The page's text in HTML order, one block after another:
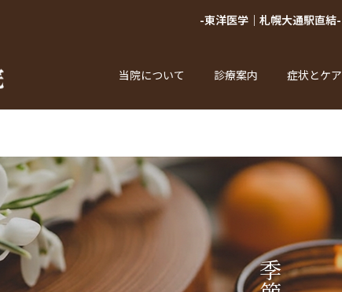
-東洋医学｜札幌大通駅直結-
当院について 診療案内 症状とケア